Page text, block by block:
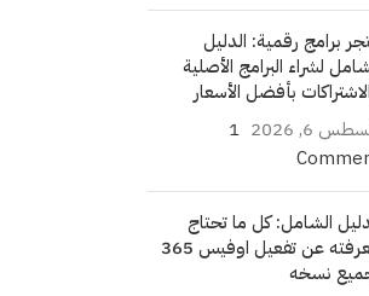
برامج رقمية: الدليل
لشراء البرامج الأصلية
بأفضل الأسعار
6, 2026
1
الشامل: كل ما تحتاج
معرفته عن تفعيل اوفيس 365
نسخه